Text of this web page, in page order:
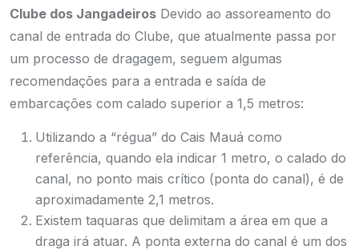
Clube dos Jangadeiros Devido ao assoreamento do
canal de entrada do Clube, que atualmente passa por
um processo de dragagem, seguem algumas
recomendações para a entrada e saída de
embarcações com calado superior a 1,5 metros:
Utilizando a “régua” do Cais Mauá como
referência, quando ela indicar 1 metro, o calado do
canal, no ponto mais crítico (ponta do canal), é de
aproximadamente 2,1 metros.
Existem taquaras que delimitam a área em que a
draga irá atuar. A ponta externa do canal é um dos